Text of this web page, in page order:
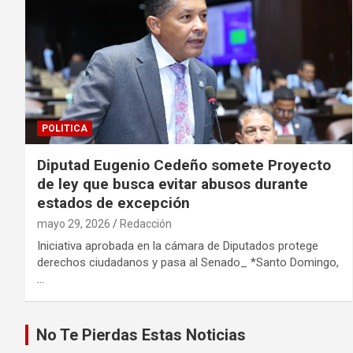
POLITICA
Diputad Eugenio Cedeño somete Proyecto
de ley que busca evitar abusos durante
estados de excepción
mayo 29, 2026 Redacción
Iniciativa aprobada en la cámara de Diputados protege
derechos ciudadanos y pasa al Senado_ *Santo Domingo,
…
No Te Pierdas Estas Noticias